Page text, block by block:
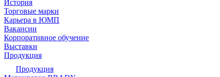
История
Торговые марки
Карьера в ЮМП
Вакансии
Корпоративное обучение
Выставки
Продукция
Продукция